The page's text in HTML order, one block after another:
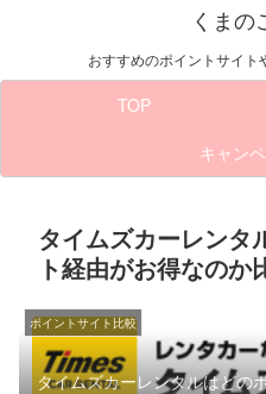
くまの
おすすめのポイントサイ
TOP
キャン
タイムズカーレンタ
ト経由がお得なのか
ポイントサイト比較
タイムズカーレンタルはどの